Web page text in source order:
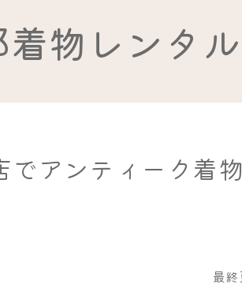
着物レンタル
でアンティーク着
最